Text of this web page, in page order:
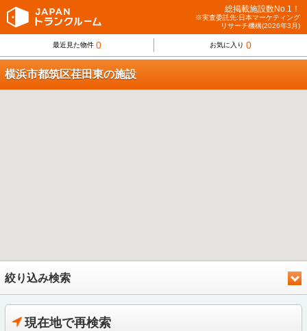
総掲載施設数No.1！
※実査委託先:日本マーケティング
リサーチ機構(2026年3月)
最近見た物件 0 お気に入り 0
横浜市都筑区荏田東の施設
絞り込み検索
現在地で再検索